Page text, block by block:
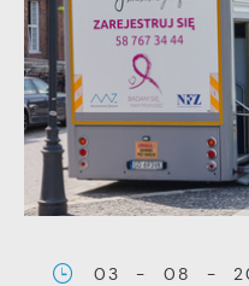
03 - 08 -